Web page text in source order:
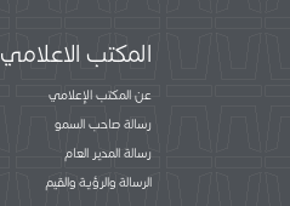
المكتب الاعلامي
عن المكتب الإعلامي
رسالة صاحب السمو
رسالة المدير العام
الرسالة والرؤية والقيم